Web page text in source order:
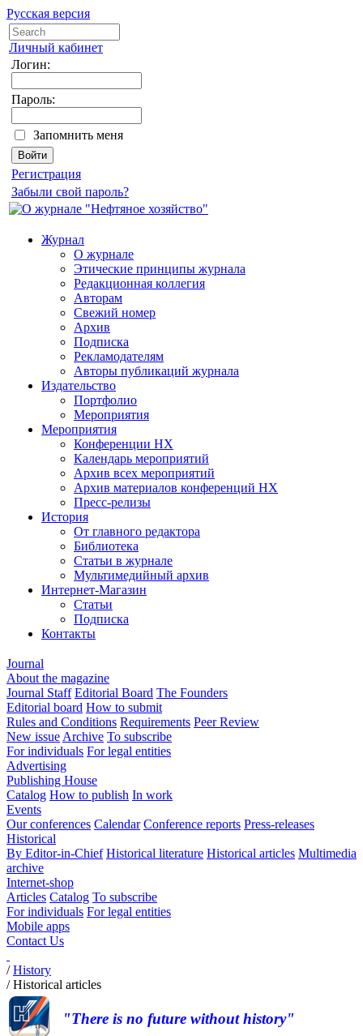
Русская версия
Личный кабинет
Логин:
Пароль:
Запомнить меня
Регистрация
Забыли свой пароль?
Журнал
О журнале
Этические принципы журнала
Редакционная коллегия
Авторам
Свежий номер
Архив
Подписка
Рекламодателям
Авторы публикаций журнала
Издательство
Портфолио
Мероприятия
Мероприятия
Конференции НХ
Календарь мероприятий
Архив всех мероприятий
Архив материалов конференций НХ
Пресс-релизы
История
От главного редактора
Библиотека
Статьи в журнале
Мультимедийный архив
Интернет-Магазин
Статьи
Подписка
Контакты
Journal
About the magazine
Journal Staff Editorial Board The Founders
Editorial board How to submit
Rules and Conditions Requirements Peer Review
New issue Archive To subscribe
For individuals For legal entities
Advertising
Publishing House
Catalog How to publish In work
Events
Our conferences Calendar Conference reports Press-releases
Historical
By Editor-in-Chief Historical literature Historical articles Multimedia
archive
Internet-shop
Articles Catalog To subscribe
For individuals For legal entities
Mobile apps
Contact Us
/History
/Historical articles
"There is no future without history"